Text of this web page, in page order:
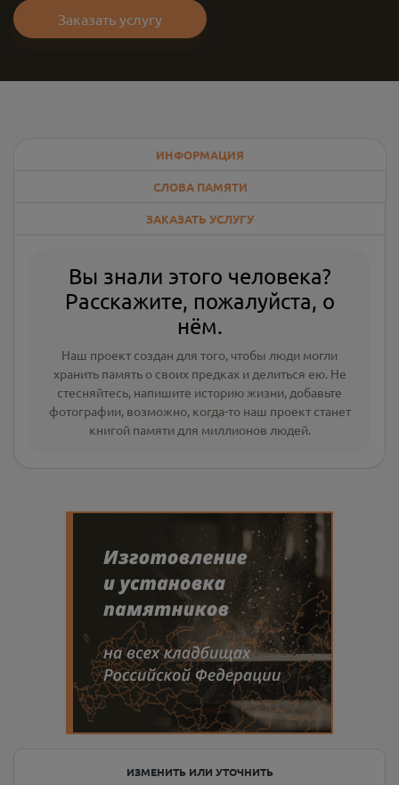
Заказать услугу
ИНФОРМАЦИЯ
СЛОВА ПАМЯТИ
ЗАКАЗАТЬ УСЛУГУ
Вы знали этого человека?
Расскажите, пожалуйста, о
нём.
Наш проект создан для того, чтобы люди могли
хранить память о своих предках и делиться ею. Не
стесняйтесь, напишите историю жизни, добавьте
фотографии, возможно, когда-то наш проект станет
книгой памяти для миллионов людей.
ИЗМЕНИТЬ ИЛИ УТОЧНИТЬ